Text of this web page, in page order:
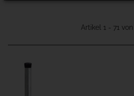
Artikel 1 - 71 von